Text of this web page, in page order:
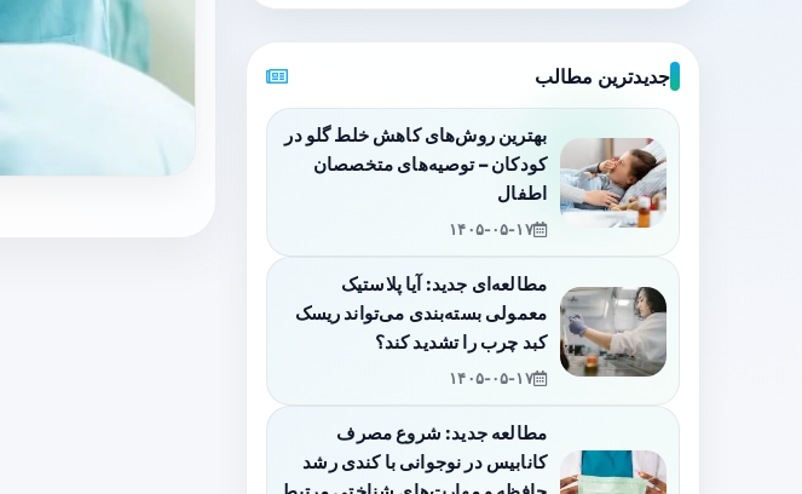
جدیدترین مطالب
بهترین روش‌های کاهش خلط گلو در
کودکان – توصیه‌های متخصصان
اطفال
۱۴۰۵-۰۵-۱۷
مطالعه‌ای جدید: آیا پلاستیک
معمولی بسته‌بندی می‌تواند ریسک
کبد چرب را تشدید کند؟
۱۴۰۵-۰۵-۱۷
مطالعه جدید: شروع مصرف
کانابیس در نوجوانی با کندی رشد